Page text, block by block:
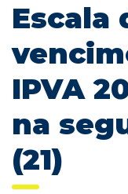
Escala
IPVA
na
(21)